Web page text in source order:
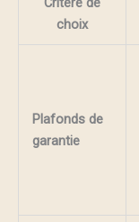
choix
Plafonds de
garantie